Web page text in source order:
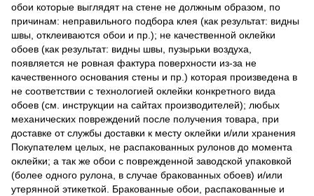
обои которые выглядят на стене не должным образом, по
причинам: неправильного подбора клея (как результат: видны
швы, отклеиваются обои и пр.); не качественной оклейки
обоев (как результат: видны швы, пузырьки воздуха,
появляется не ровная фактура поверхности из-за не
качественного основания стены и пр.) которая произведена в
не соответствии с технологией оклейки конкретного вида
обоев (см. инструкции на сайтах производителей); любых
механических повреждений после получения товара, при
доставке от службы доставки к месту оклейки и/или хранения
Покупателем целых, не распакованных рулонов до момента
оклейки; а так же обои с поврежденной заводской упаковкой
(более одного рулона, в случае бракованных обоев) и/или
утерянной этикеткой. Бракованные обои, распакованные и